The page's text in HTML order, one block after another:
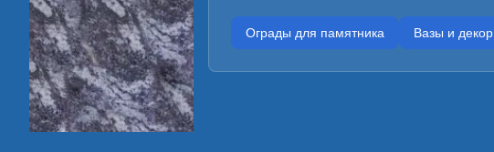
Ограды для памятника Вазы и декор